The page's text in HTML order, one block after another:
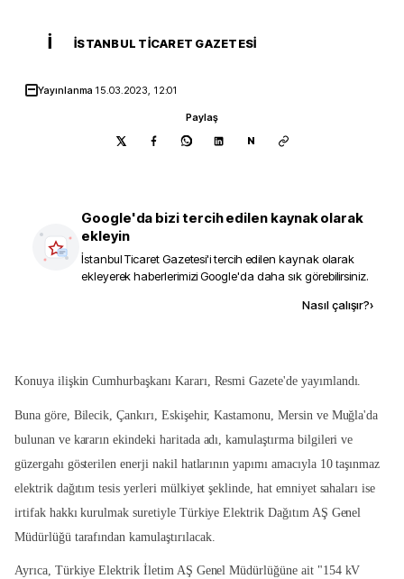
İ İSTANBUL TICARET GAZETESI
Yayınlanma 15.03.2023, 12:01
Paylaş
N
Google'da bizi tercih edilen kaynak olarak
ekleyin
İstanbul Ticaret Gazetesi'i tercih edilen kaynak olarak
ekleyerek haberlerimizi Google'da daha sık görebilirsiniz.
Nasıl çalışır?›
Konuya ilişkin Cumhurbaşkanı Kararı, Resmi Gazete'de yayımlandı.
Buna göre, Bilecik, Çankırı, Eskişehir, Kastamonu, Mersin ve Muğla'da
bulunan ve kararın ekindeki haritada adı, kamulaştırma bilgileri ve
güzergahı gösterilen enerji nakil hatlarının yapımı amacıyla 10 taşınmaz
elektrik dağıtım tesis yerleri mülkiyet şeklinde, hat emniyet sahaları ise
irtifak hakkı kurulmak suretiyle Türkiye Elektrik Dağıtım AŞ Genel
Müdürlüğü tarafından kamulaştırılacak.
Ayrıca, Türkiye Elektrik İletim AŞ Genel Müdürlüğüne ait "154 kV